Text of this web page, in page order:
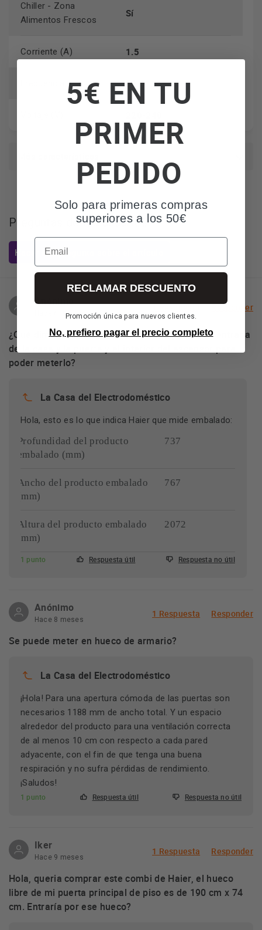
Chiller - Zona
Alimentos Frescos
Sí
Corriente (A) 1.5
Frecuencia (Hz) 50
Preguntas de los usuarios
Hacer una pregunta sobre el artículo
Anónimo
Hace 6 meses
1 Respuesta Responder
¿Qué dimensiones tiene que tener la puerta de entrada
de la casa y la puerta y el interior del ascensor para
poder meterlo?
La Casa del Electrodoméstico
Hola, esto es lo que indica Haier que mide embalado:
Profundidad del producto
embalado (mm)
737
Ancho del producto embalado
(mm)
767
Altura del producto embalado
(mm)
2072
1 punto Respuesta útil Respuesta no útil
Anónimo
Hace 8 meses
1 Respuesta Responder
Se puede meter en hueco de armario?
La Casa del Electrodoméstico
¡Hola! Para una apertura cómoda de las puertas son
necesarios 1188 mm de ancho total. Y un espacio
alrededor del producto para una ventilación correcta
de al menos 10 cm con respecto a cada pared
adyacente, con el fin de que tenga una buena
respiración y no sufra pérdidas de rendimiento.
¡Saludos!
1 punto Respuesta útil Respuesta no útil
Iker
Hace 9 meses
1 Respuesta Responder
Hola, queria comprar este combi de Haier, el hueco
libre de mi puerta principal de piso es de 190 cm x 74
cm. Entraría por ese hueco?
5€ EN TU
PRIMER
PEDIDO
Solo para primeras compras
superiores a los 50€
Email
RECLAMAR DESCUENTO
Promoción única para nuevos clientes.
No, prefiero pagar el precio completo